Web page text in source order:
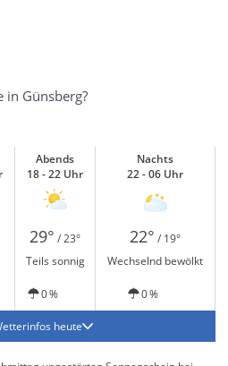
in Günsberg?
Abends
18 - 22 Uhr
Nachts
22 - 06 Uhr
29° / 23° 22° / 19°
Teils sonnig Wechselnd bewölkt
0 % 0 %
heute